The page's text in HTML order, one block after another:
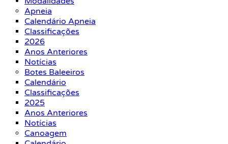
Apneia
Calendário Apneia
Classificações
2026
Anos Anteriores
Notícias
Botes Baleeiros
Calendário
Classificações
2025
Anos Anteriores
Notícias
Canoagem